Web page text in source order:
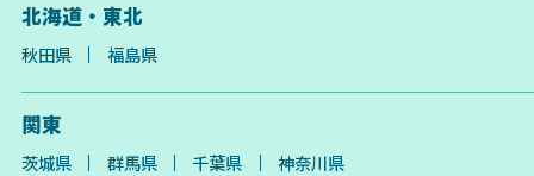
北海道・東北
秋田県 福島県
関東
茨城県 群馬県 千葉県 神奈川県